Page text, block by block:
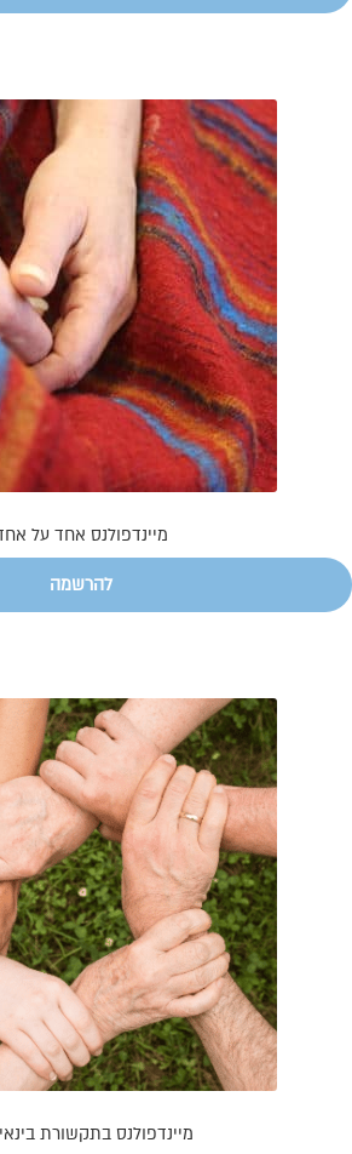
מיינדפולנס אחד על
להרשמה
מיינדפולנס בתקשורת